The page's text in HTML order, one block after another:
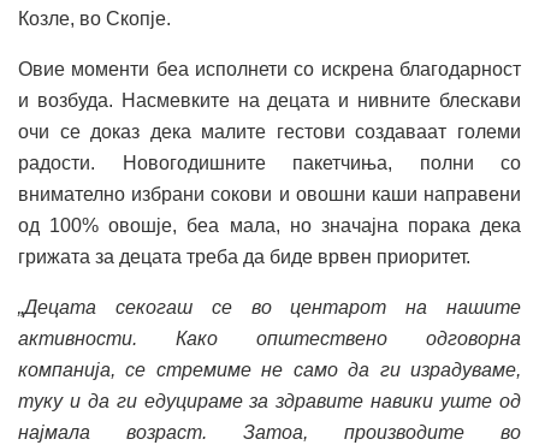
Козле, во Скопје.
Овие моменти беа исполнети со искрена благодарност
и возбуда. Насмевките на децата и нивните блескави
очи се доказ дека малите гестови создаваат големи
радости. Новогодишните пакетчиња, полни со
внимателно избрани сокови и овошни каши направени
од 100% овошје, беа мала, но значајна порака дека
грижата за децата треба да биде врвен приоритет.
„Децата секогаш се во центарот на нашите
активности. Како општествено одговорна
компанија, се стремиме не само да ги израдуваме,
туку и да ги едуцираме за здравите навики уште од
најмала возраст. Затоа, производите во